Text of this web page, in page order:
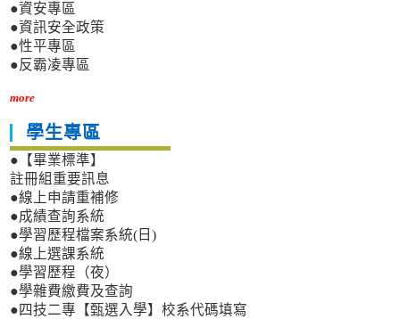
●資安專區
●資訊安全政策
●性平專區
●反霸凌專區
more
學生專區
●【畢業標準】
註冊組重要訊息
●線上申請重補修
●成績查詢系統
●學習歷程檔案系統(日)
●線上選課系統
●學習歷程（夜）
●學雜費繳費及查詢
●四技二專【甄選入學】校系代碼填寫